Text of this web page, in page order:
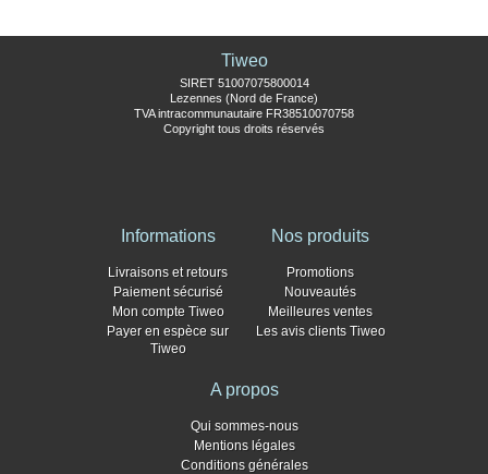
Tiweo
SIRET 51007075800014
Lezennes (Nord de France)
TVA intracommunautaire FR38510070758
Copyright tous droits réservés
Informations
Livraisons et retours
Paiement sécurisé
Mon compte Tiweo
Payer en espèce sur
Tiweo
Nos produits
Promotions
Nouveautés
Meilleures ventes
Les avis clients Tiweo
A propos
Qui sommes-nous
Mentions légales
Conditions générales